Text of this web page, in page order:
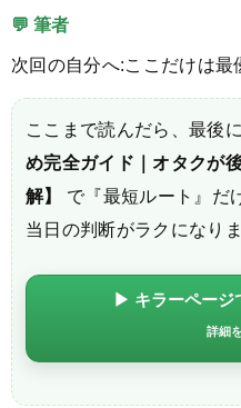
💬 筆者
次回の自分へ:ここだけは最
ここまで読んだら、最後
め完全ガイド｜オタクが
解】
で『最短ルート』だ
当日の判断がラクになりま
▶ キラーページ
詳細